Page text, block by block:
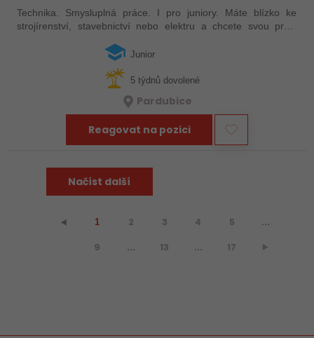
Technika. Smysluplná práce. I pro juniory. Máte blízko ke
strojírenství, stavebnictví nebo elektru a chcete svou práci
Junior
5 týdnů dovolené
Pardubice
Reagovat na pozici
Načíst další
⯇ 1 2 3 4 5 ...
9 ... 13 ... 17 ⯈